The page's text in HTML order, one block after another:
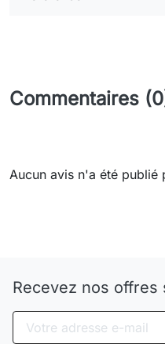
Commentaires
Aucun avis n'a été publié
Recevez nos offres